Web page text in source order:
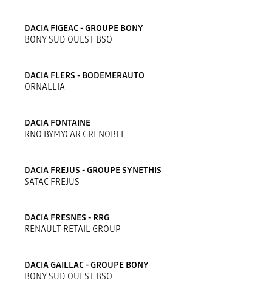
DACIA FIGEAC - GROUPE BONY
BONY SUD OUEST BSO
DACIA FLERS - BODEMERAUTO
ORNALLIA
DACIA FONTAINE
RNO BYMYCAR GRENOBLE
DACIA FREJUS - GROUPE SYNETHIS
SATAC FREJUS
DACIA FRESNES - RRG
RENAULT RETAIL GROUP
DACIA GAILLAC - GROUPE BONY
BONY SUD OUEST BSO